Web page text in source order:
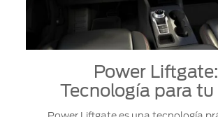
Power Liftgate:
Tecnología para tu